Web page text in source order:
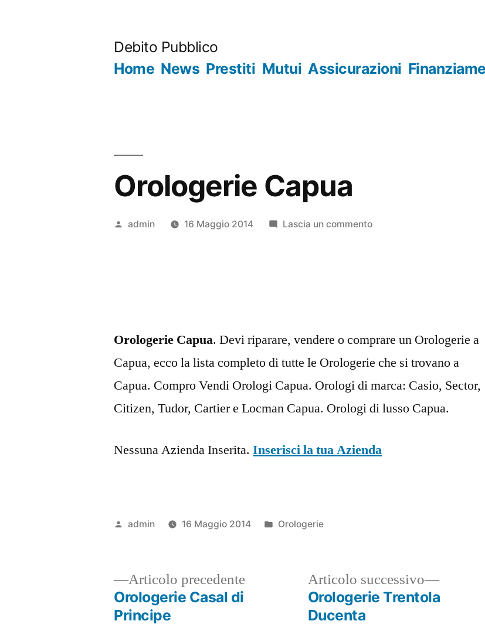
Debito Pubblico
Home News Prestiti Mutui Assicurazioni
Orologerie Capua
Pubblicato
admin 16 Maggio 2014 Lascia un commentosu
Orologerie Capua. Devi riparare, vendere o comprare un Orologerie a
Capua, ecco la lista completo di tutte le Orologerie che si trovano a
Capua. Compro Vendi Orologi Capua. Orologi di marca: Casio, Sector,
Citizen, Tudor, Cartier e Locman Capua. Orologi di lusso Capua.
Nessuna Azienda Inserita. Inserisci la tua Azienda
Pubblicato
admin 16 Maggio 2014
Pubblicato
Orologerie
Navigazione
Articolo precedenteArticolo
precedente:
Orologerie Casal di
Principe
Articolo successivo
Articolo
Orologerie Trentola
Ducenta